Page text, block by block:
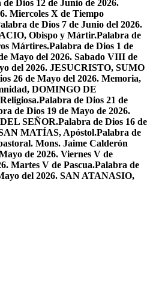
Dios 12 de Junio de 2026.
Miercoles X de Tiempo
de Dios 7 de Junio del 2026.
Obispo y Mártir.Palabra de
Mártires.Palabra de Dios 1 de
Mayo del 2026. Sabado VIII de
del 2026. JESUCRISTO, SUMO
26 de Mayo del 2026. Memoria,
DOMINGO DE
Palabra de Dios 21 de
de Dios 19 de Mayo de 2026.
SEÑOR.Palabra de Dios 16 de
MATÍAS, Apóstol.Palabra de
Mons. Jaime Calderón
de 2026. Viernes V de
Martes V de Pascua.Palabra de
del 2026. SAN ATANASIO,